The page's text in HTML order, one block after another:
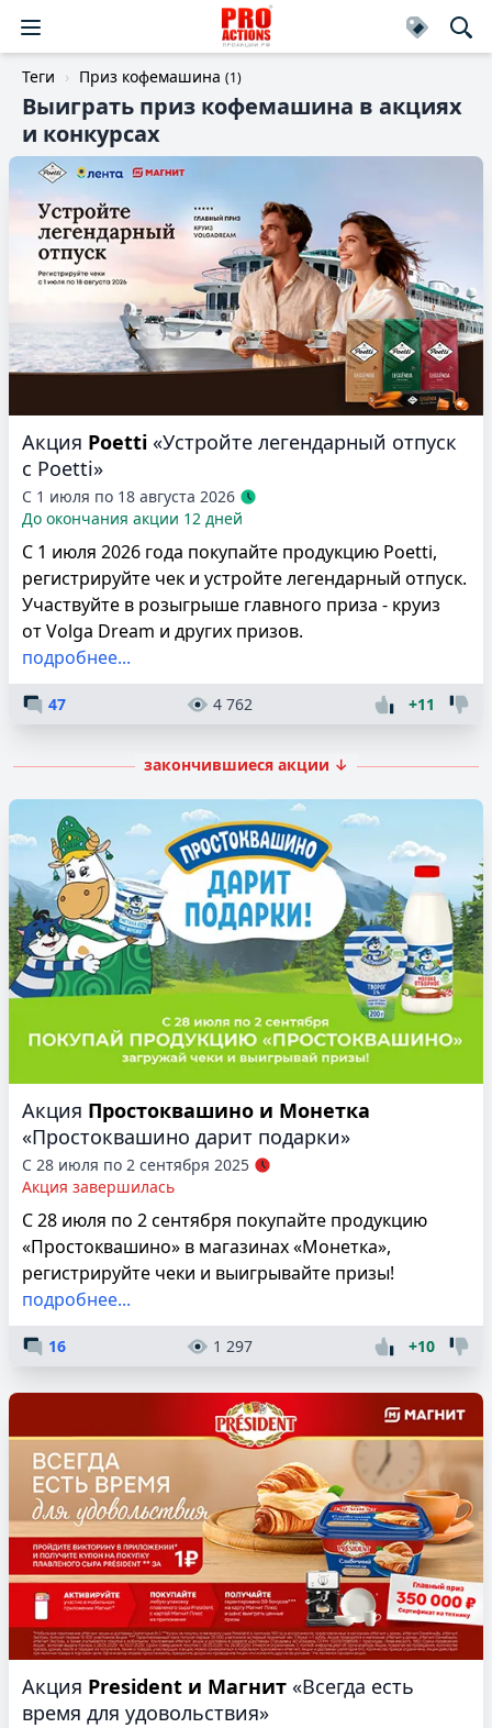
Теги Приз кофемашина (1)
Выиграть приз кофемашина в акциях
и конкурсах
Акция Poetti «Устройте легендарный отпуск
с Poetti»
С 1 июля по 18 августа 2026
До окончания акции 12 дней
С 1 июля 2026 года покупайте продукцию Poetti,
регистрируйте чек и устройте легендарный отпуск.
Участвуйте в розыгрыше главного приза - круиз
от Volga Dream и других призов.
подробнее...
47 4 762 +11
закончившиеся акции ↓
Акция Простоквашино и Монетка
«Простоквашино дарит подарки»
С 28 июля по 2 сентября 2025
Акция завершилась
С 28 июля по 2 сентября покупайте продукцию
«Простоквашино» в магазинах «Монетка»,
регистрируйте чеки и выигрывайте призы!
подробнее...
16 1 297 +10
Акция President и Магнит «Всегда есть
время для удовольствия»